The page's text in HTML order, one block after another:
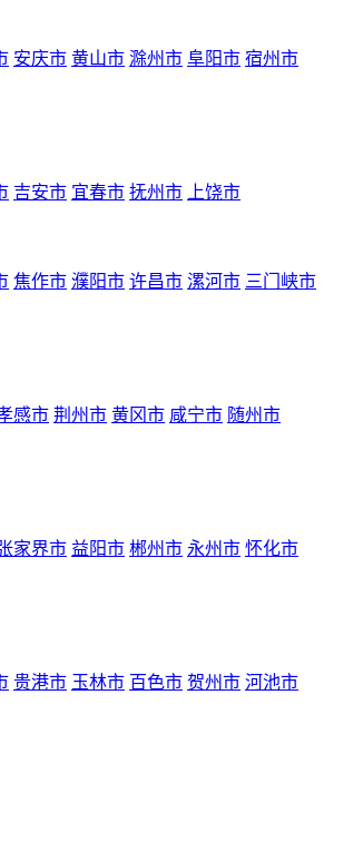
安庆市 黄山市 滁州市 阜阳市 宿州市
吉安市 宜春市 抚州市 上饶市
焦作市 濮阳市 许昌市 漯河市 三门峡市
感市 荆州市 黄冈市 咸宁市 随州市
家界市 益阳市 郴州市 永州市 怀化市
贵港市 玉林市 百色市 贺州市 河池市